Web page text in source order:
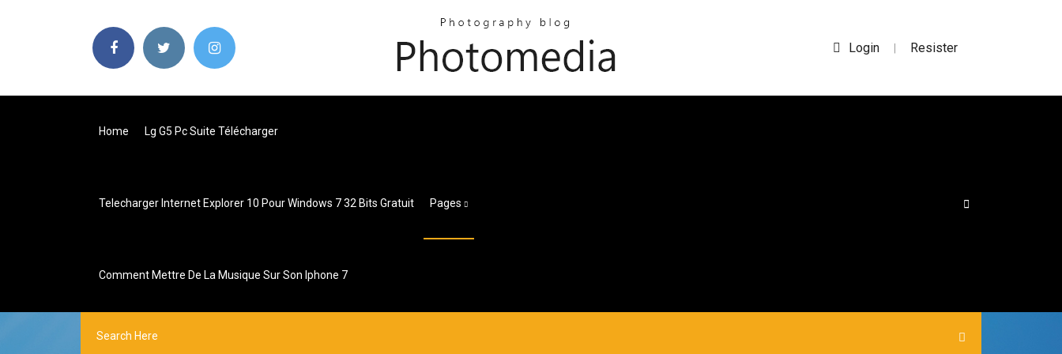
Login | Resister
Home Lg G5 Pc Suite Télécharger
Telecharger Internet Explorer 10 Pour Windows 7 32 Bits Gratuit Pages
Comment Mettre De La Musique Sur Son Iphone 7